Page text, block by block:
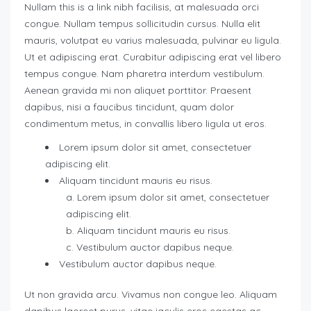
Nullam this is a link nibh facilisis, at malesuada orci
congue. Nullam tempus sollicitudin cursus. Nulla elit
mauris, volutpat eu varius malesuada, pulvinar eu ligula.
Ut et adipiscing erat. Curabitur adipiscing erat vel libero
tempus congue. Nam pharetra interdum vestibulum.
Aenean gravida mi non aliquet porttitor. Praesent
dapibus, nisi a faucibus tincidunt, quam dolor
condimentum metus, in convallis libero ligula ut eros.
Lorem ipsum dolor sit amet, consectetuer
adipiscing elit.
Aliquam tincidunt mauris eu risus.
Lorem ipsum dolor sit amet, consectetuer
adipiscing elit.
Aliquam tincidunt mauris eu risus.
Vestibulum auctor dapibus neque.
Vestibulum auctor dapibus neque.
Ut non gravida arcu. Vivamus non congue leo. Aliquam